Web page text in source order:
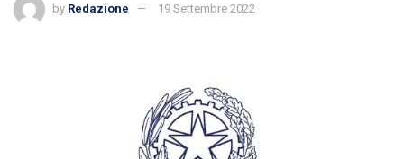
by Redazione 19 Settembre 2022